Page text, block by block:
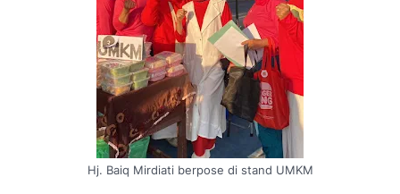
Hj. Baiq Mirdiati berpose di stand UMKM